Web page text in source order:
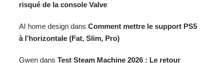
risqué de la console Valve
AI home design dans Comment mettre le support PS5
à l’horizontale (Fat, Slim, Pro)
Gwen dans Test Steam Machine 2026 : Le retour